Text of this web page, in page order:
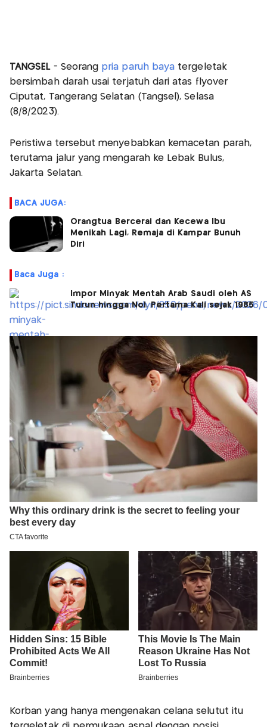
TANGSEL- Seorang pria paruh baya tergeletak
bersimbah darah usai terjatuh dari atas flyover
Ciputat, Tangerang Selatan (Tangsel), Selasa
(8/8/2023).
Peristiwa tersebut menyebabkan kemacetan parah,
terutama jalur yang mengarah ke Lebak Bulus,
Jakarta Selatan.
BACA JUGA:
Orangtua Bercerai dan Kecewa Ibu
Menikah Lagi, Remaja di Kampar Bunuh
Diri
Baca Juga :
Impor Minyak Mentah Arab Saudi oleh AS
Turun hingga Nol, Pertama Kali sejak 1985
Korban yang hanya mengenakan celana selutut itu